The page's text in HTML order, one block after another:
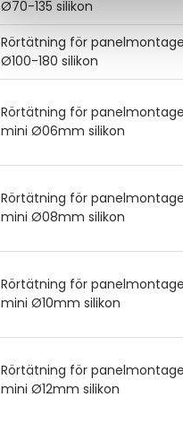
Ø70-135 silikon
Rörtätning för panelmontage
Ø100-180 silikon
Rörtätning för panelmontage
mini Ø06mm silikon
Rörtätning för panelmontage
mini Ø08mm silikon
Rörtätning för panelmontage
mini Ø10mm silikon
Rörtätning för panelmontage
mini Ø12mm silikon